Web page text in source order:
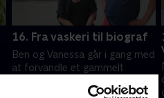
16. Fra vaskeri til biograf
Ben og Vanessa går i gang med
at forvandle et gammelt
spillerum. Belinda og Lee står